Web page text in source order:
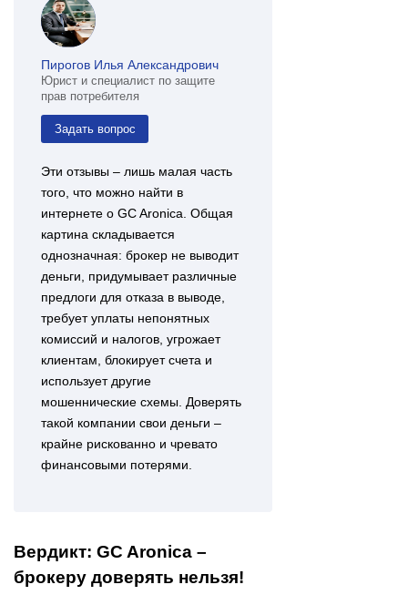
Пирогов Илья Александрович
Юрист и специалист по защите
прав потребителя
Задать вопрос
Эти отзывы – лишь малая часть
того, что можно найти в
интернете о GC Aronica. Общая
картина складывается
однозначная: брокер не выводит
деньги, придумывает различные
предлоги для отказа в выводе,
требует уплаты непонятных
комиссий и налогов, угрожает
клиентам, блокирует счета и
использует другие
мошеннические схемы. Доверять
такой компании свои деньги –
крайне рискованно и чревато
финансовыми потерями.
Вердикт: GC Aronica –
брокеру доверять нельзя!